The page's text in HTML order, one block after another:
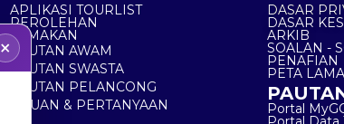
APLIKASI TOURLIST
PEROLEHAN
SEMAKAN
PAUTAN AWAM
PAUTAN SWASTA
PAUTAN PELANCONG
ADUAN & PERTANYAAN
DASAR
DASAR
ARKIB
SOALAN -
PENAFIAN
PETA
Portal
×